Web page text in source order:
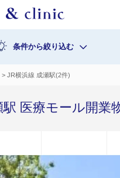
条件から絞り込む
> JR横浜線 成瀬駅(2件)
駅 医療モール開業